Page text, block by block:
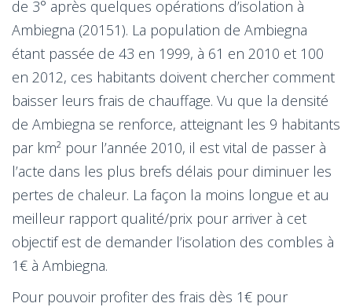
de 3° après quelques opérations d’isolation à
Ambiegna (20151). La population de Ambiegna
étant passée de 43 en 1999, à 61 en 2010 et 100
en 2012, ces habitants doivent chercher comment
baisser leurs frais de chauffage. Vu que la densité
de Ambiegna se renforce, atteignant les 9 habitants
par km² pour l’année 2010, il est vital de passer à
l’acte dans les plus brefs délais pour diminuer les
pertes de chaleur. La façon la moins longue et au
meilleur rapport qualité/prix pour arriver à cet
objectif est de demander l’isolation des combles à
1€ à Ambiegna.
Pour pouvoir profiter des frais dès 1€ pour